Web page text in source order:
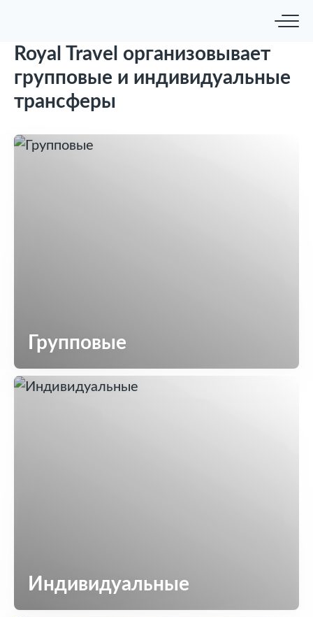
Royal Travel организовывает
групповые и индивидуальные
трансферы
Групповые
Индивидуальные